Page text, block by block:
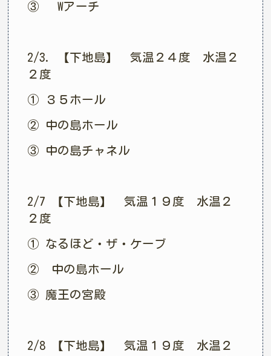
③ Wアーチ
2/3. 【下地島】 気温２４度 水温２
２度
① ３５ホール
② 中の島ホール
③ 中の島チャネル
2/7 【下地島】 気温１９度 水温２
２度
① なるほど・ザ・ケーブ
② 中の島ホール
③ 魔王の宮殿
2/8 【下地島】 気温１９度 水温２